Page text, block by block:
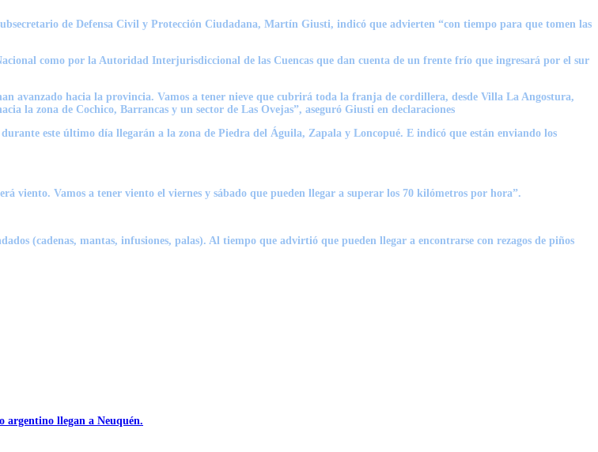
de Defensa Civil y Protección Ciudadana, Martín Giusti, indicó que advierten “con tiempo para que tomen las
como por la Autoridad Interjurisdiccional de las Cuencas que dan cuenta de un frente frío que ingresará por el sur
avanzado hacia la provincia. Vamos a tener nieve que cubrirá toda la franja de cordillera, desde Villa La Angostura,
la zona de Cochico, Barrancas y un sector de Las Ovejas”, aseguró Giusti en declaraciones
este último día llegarán a la zona de Piedra del Águila, Zapala y Loncopué. E indicó que están enviando los
viento. Vamos a tener viento el viernes y sábado que pueden llegar a superar los 70 kilómetros por hora”.
(cadenas, mantas, infusiones, palas). Al tiempo que advirtió que pueden llegar a encontrarse con rezagos de piños
argentino llegan a Neuquén.